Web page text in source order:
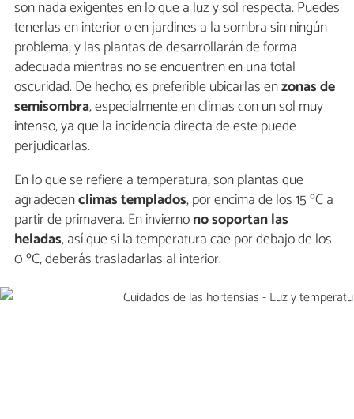
son nada exigentes en lo que a luz y sol respecta. Puedes
tenerlas en interior o en jardines a la sombra sin ningún
problema, y las plantas de desarrollarán de forma
adecuada mientras no se encuentren en una total
oscuridad. De hecho, es preferible ubicarlas enzonas de
semisombra, especialmente en climas con un sol muy
intenso, ya que la incidencia directa de este puede
perjudicarlas.
En lo que se refiere a temperatura, son plantas que
agradecenclimas templados, por encima de los 15 ºC a
partir de primavera. En inviernono soportan las
heladas, así que si la temperatura cae por debajo de los
0 ºC, deberás trasladarlas al interior.